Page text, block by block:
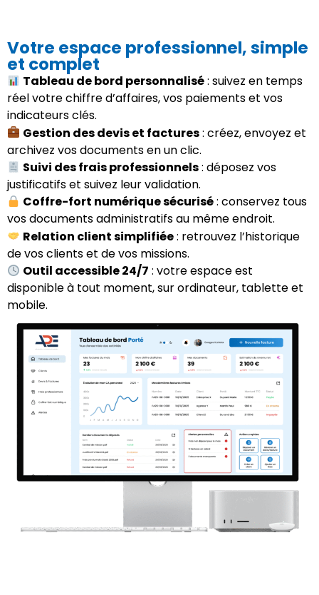
Votre espace professionnel, simple
et complet
Tableau de bord personnalisé: suivez en temps
réel votre chiffre d’affaires, vos paiements et vos
indicateurs clés.
Gestion des devis et factures: créez, envoyez et
archivez vos documents en un clic.
Suivi des frais professionnels: déposez vos
justificatifs et suivez leur validation.
Coffre-fort numérique sécurisé: conservez tous
vos documents administratifs au même endroit.
Relation client simplifiée: retrouvez l’historique
de vos clients et de vos missions.
Outil accessible 24/7 : votre espace est
disponible à tout moment, sur ordinateur, tablette et
mobile.